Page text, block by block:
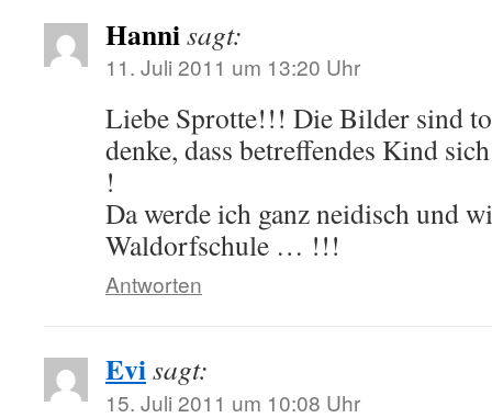
Hannisagt:
11. Juli 2011 um 13:20 Uhr
Liebe Sprotte!!! Die Bilder sind
denke, dass betreffendes Kind
!
Da werde ich ganz neidisch und
Waldorfschule … !!!
Antworten
Evisagt:
15. Juli 2011 um 10:08 Uhr